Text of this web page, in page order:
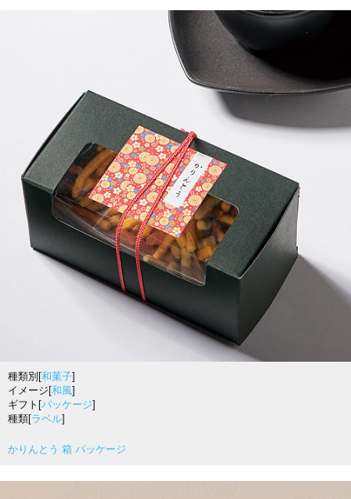
種類別[和菓子]
イメージ[和風]
ギフト[パッケージ]
種類[ラベル]
かりんとう 箱 パッケージ